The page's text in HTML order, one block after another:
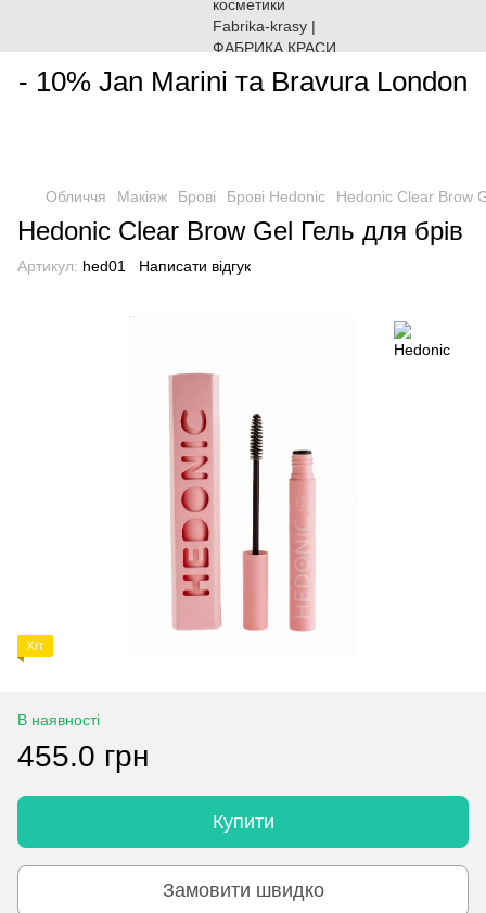
- 10% Jan Marini та Bravura London
Обличчя Макіяж Брові Брові Hedonic Hedonic Clear Brow
Hedonic Clear Brow Gel Гель для брів
Артикул: hed01 Написати відгук
Хіт
В наявності
455.0 грн
Купити
Замовити швидко